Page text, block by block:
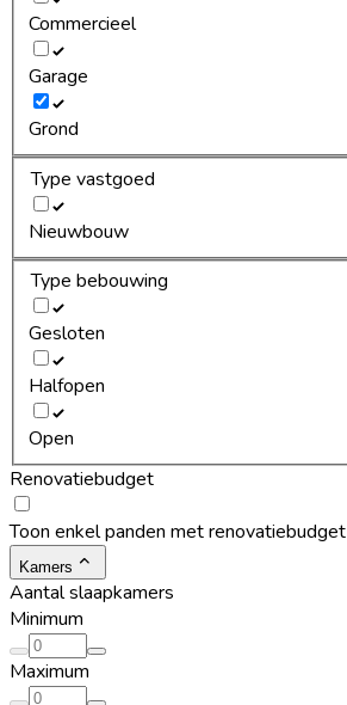
Commercieel
Garage
Grond
Type vastgoed
Nieuwbouw
Type bebouwing
Gesloten
Halfopen
Open
Renovatiebudget
Toon enkel panden met renovatiebudget
Kamers
Aantal slaapkamers
Minimum
Maximum